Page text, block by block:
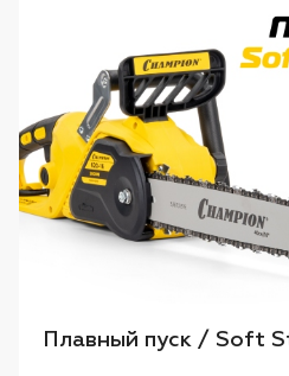
Плавный пуск / Soft